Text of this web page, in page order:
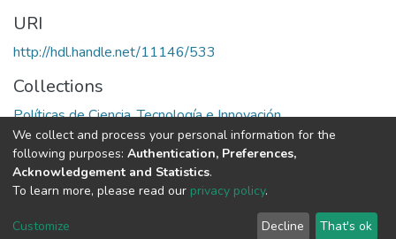
URI
http://hdl.handle.net/11146/533
Collections
Políticas de Ciencia, Tecnología e Innovación
Full item page
DSpace software copyright © 2002-2026
Cookie
End User
Send
We collect and process your personal information for the
following purposes: Authentication, Preferences,
Acknowledgement and Statistics.
To learn more, please read our privacy policy.
Customize Decline That's ok